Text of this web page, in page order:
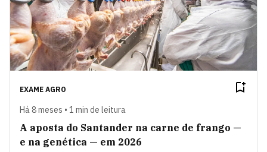
EXAME AGRO
Há 8 meses • 1 min de leitura
A aposta do Santander na carne de frango —
e na genética — em 2026